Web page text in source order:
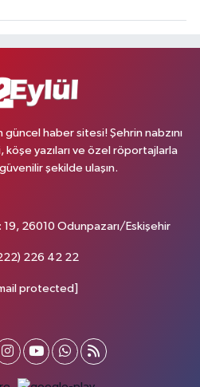
güncel haber sitesi! Şehrin nabzını
yazıları ve özel röportajlarla
şekilde ulaşın.
19, 26010 Odunpazarı/Eskişehir
226 42 22
protected]